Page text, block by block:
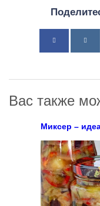
Вас также
Миксер –